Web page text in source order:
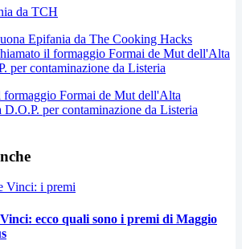
Epifania da The Cooking Hacks
il formaggio Formai de Mut dell'Alta
per contaminazione da Listeria
ecco quali sono i premi di Maggio